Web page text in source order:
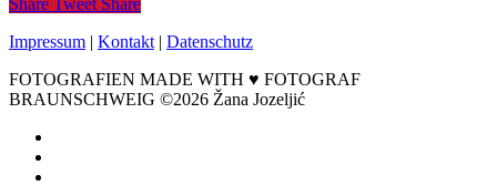
Share Tweet Share
Impressum | Kontakt | Datenschutz
FOTOGRAFIEN MADE WITH ♥ FOTOGRAF
BRAUNSCHWEIG ©2026 Žana Jozeljić